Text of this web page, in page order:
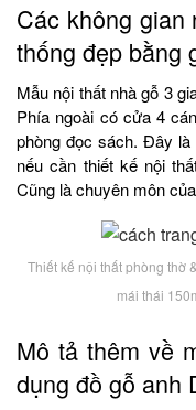
Các không gian
thống đẹp bằng
Mẫu nội thất nhà gỗ 3
Phía ngoài có cửa 4
phòng đọc sách. Đây
nếu cần thiết kế nội
Cũng là chuyên môn
Thiết kế nội thất phòng thờ
mái thái
Mô tả thêm về
dụng đồ gỗ anh